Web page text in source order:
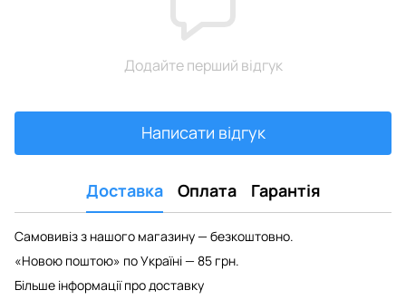
Додайте перший відгук
Написати відгук
Доставка Оплата Гарантія
Самовивіз з нашого магазину — безкоштовно.
«Новою поштою» по Україні — 85 грн.
Більше інформації про доставку